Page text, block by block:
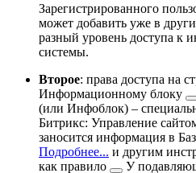
Зарегистрированного
может добавить уже в
разный уровень доступа к
системы.
Второе: права доступа на
Информационному блоку
(или Инфоблок) –
Битрикс: Управление
заносится информация в
Подробнее... и другим
как правило
У